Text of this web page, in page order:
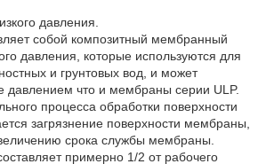
давления.
собой композитный мембранный
давления, которые используются для
и грунтовых вод, и может
давлением что и мембраны серии ULP.
процесса обработки поверхности
загрязнение поверхности мембраны,
срока службы мембраны.
примерно 1/2 от рабочего